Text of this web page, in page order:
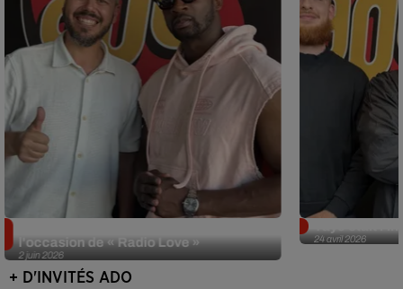
2 juin 2026
l'occasion de « Radio Love »
24 avril 2026
+ D'INVITÉS ADO